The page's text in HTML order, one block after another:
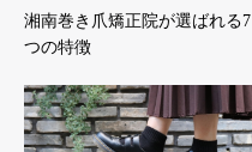
湘南巻き爪矯正院が選ばれる7
つの特徴